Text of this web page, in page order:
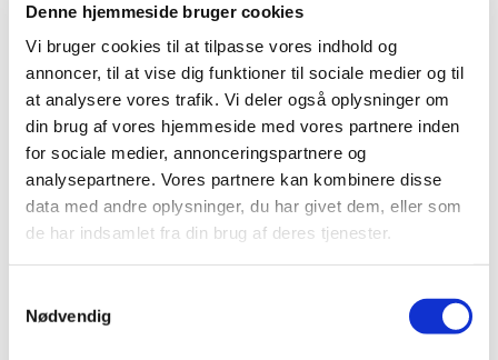
Denne hjemmeside bruger cookies
Vi bruger cookies til at tilpasse vores indhold og
annoncer, til at vise dig funktioner til sociale medier og til
at analysere vores trafik. Vi deler også oplysninger om
din brug af vores hjemmeside med vores partnere inden
for sociale medier, annonceringspartnere og
analysepartnere. Vores partnere kan kombinere disse
data med andre oplysninger, du har givet dem, eller som
de har indsamlet fra din brug af deres tjenester.
Nødvendig
Onsdag 2. september 2026, kl. 10:00 -
10:45
Du vil måske også kunne lide...